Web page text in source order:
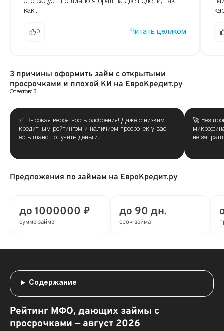
как...
0 Читать целиком
3 причины оформить займ с открытыми
просрочками и плохой КИ на ЕвроКредит.ру
Ответов: 3
✅ Высокая вероятность одобрения! Даже с низким
кредитным рейтингом и наличием просрочек у вас
есть шанс получить деньги.
🚀 Без
не
Предложения по займам на ЕвроКредит.ру
до 1000000 ₽
сумма займа
до 90 дн.
срок займа
Содержание
Рейтинг МФО, дающих займы с
просрочками — август 2026